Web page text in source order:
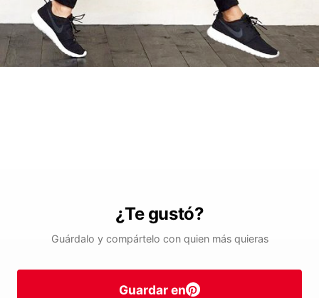
¿Te gustó?
Guárdalo y compártelo con quien más quieras
Guardar en